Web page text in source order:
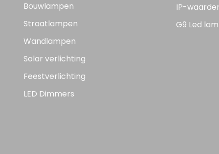
Bouwlampen
Straatlampen
Wandlampen
Solar verlichting
Feestverlichting
LED Dimmers
IP-
G9 Led